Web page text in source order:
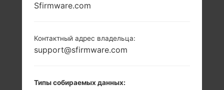
Sfirmware.com
Контактный адрес владельца:
support@sfirmware.com
Типы собираемых данных: